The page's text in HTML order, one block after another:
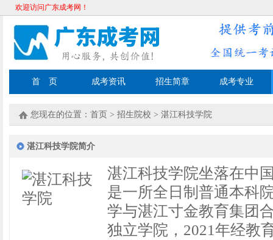
欢迎访问广东成考网！
首 页 成考资讯 招生简章 成考专业
您现在的位置： 首页 > 招生院校 > 湛江科技学院
湛江科技学院简介
湛江科技学院坐落在中
是一所全日制普通本科
学与湛江寸金教育集团
独立学院，2021年经教